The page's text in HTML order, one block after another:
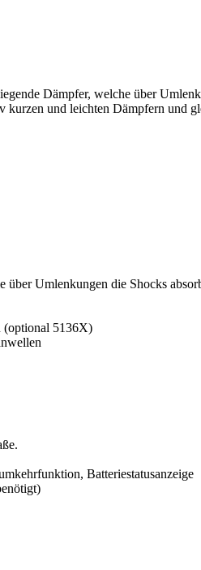
Dämpfer, welche über
und leichten Dämpfern und
Umlenkungen die Shocks
(optional 5136X)
Batteriestatusanzeige